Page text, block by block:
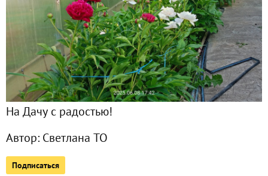
На Дачу с радостью!
Автор: Светлана ТО
Подписаться
Сезон-2021. Цветочная симфония. Ирисы
Сезон-2021. Капли дождика в цветах
Сезон-2021. Где прячутся майские жуки в июне
Сезон-2021. Ремонт шланга капельного полива и
Сезон-2021. Июнь. Под проливным дождем!